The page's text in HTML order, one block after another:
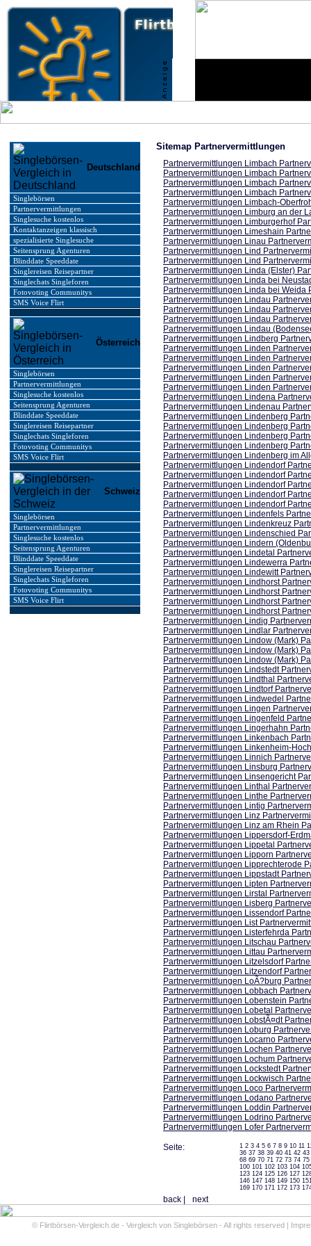
Deutschland
Singlebörsen
Partnervermittlungen
Singlesuche kostenlos
Kontaktanzeigen klassisch
spezialisierte Singlesuche
Seitensprung Agenturen
Blinddate Speeddate
Singlereisen Reisepartner
Singlechats Singleforen
Fotovoting Communitys
SMS Voice Flirt
Österreich
Singlebörsen
Partnervermittlungen
Singlesuche kostenlos
Seitensprung Agenturen
Blinddate Speeddate
Singlereisen Reisepartner
Singlechats Singleforen
Fotovoting Communitys
SMS Voice Flirt
Schweiz
Singlebörsen
Partnervermittlungen
Singlesuche kostenlos
Seitensprung Agenturen
Blinddate Speeddate
Singlereisen Reisepartner
Singlechats Singleforen
Fotovoting Communitys
SMS Voice Flirt
Sitemap Partnervermittlungen
Partnervermittlungen Limbach
Partnervermittlungen Limbach
Partnervermittlungen Limbach
Partnervermittlungen Limbach
Partnervermittlungen Limbach-
Partnervermittlungen Limburg an der
Partnervermittlungen Limburgerhof
Partnervermittlungen Limeshain
Partnervermittlungen Linau
Partnervermittlungen Lind
Partnervermittlungen Lind
Partnervermittlungen Linda (Elster)
Partnervermittlungen Linda bei
Partnervermittlungen Linda bei Weida
Partnervermittlungen Lindau
Partnervermittlungen Lindau
Partnervermittlungen Lindau
Partnervermittlungen Lindau
Partnervermittlungen Lindberg
Partnervermittlungen Linden
Partnervermittlungen Linden
Partnervermittlungen Linden
Partnervermittlungen Linden
Partnervermittlungen Linden
Partnervermittlungen Lindena
Partnervermittlungen Lindenau
Partnervermittlungen Lindenberg
Partnervermittlungen Lindenberg
Partnervermittlungen Lindenberg
Partnervermittlungen Lindenberg
Partnervermittlungen Lindenberg im
Partnervermittlungen Lindendorf
Partnervermittlungen Lindendorf
Partnervermittlungen Lindendorf
Partnervermittlungen Lindendorf
Partnervermittlungen Lindendorf
Partnervermittlungen Lindenfels
Partnervermittlungen Lindenkreuz
Partnervermittlungen Lindenschied
Partnervermittlungen Lindern
Partnervermittlungen Lindetal
Partnervermittlungen Lindewerra
Partnervermittlungen Lindewitt
Partnervermittlungen Lindhorst
Partnervermittlungen Lindhorst
Partnervermittlungen Lindhorst
Partnervermittlungen Lindhorst
Partnervermittlungen Lindig
Partnervermittlungen Lindlar
Partnervermittlungen Lindow (Mark)
Partnervermittlungen Lindow (Mark)
Partnervermittlungen Lindow (Mark)
Partnervermittlungen Lindstedt
Partnervermittlungen Lindthal
Partnervermittlungen Lindtorf
Partnervermittlungen Lindwedel
Partnervermittlungen Lingen
Partnervermittlungen Lingenfeld
Partnervermittlungen Lingerhahn
Partnervermittlungen Linkenbach
Partnervermittlungen Linkenheim-
Partnervermittlungen Linnich
Partnervermittlungen Linsburg
Partnervermittlungen Linsengericht
Partnervermittlungen Linthal
Partnervermittlungen Linthe
Partnervermittlungen Lintig
Partnervermittlungen Linz
Partnervermittlungen Linz am Rhein
Partnervermittlungen Lippersdorf-
Partnervermittlungen Lippetal
Partnervermittlungen Lipporn
Partnervermittlungen Lipprechterode
Partnervermittlungen Lippstadt
Partnervermittlungen Lipten
Partnervermittlungen Lirstal
Partnervermittlungen Lisberg
Partnervermittlungen Lissendorf
Partnervermittlungen List
Partnervermittlungen Listerfehrda
Partnervermittlungen Litschau
Partnervermittlungen Littau
Partnervermittlungen Litzelsdorf
Partnervermittlungen Litzendorf
Partnervermittlungen LoÃ?burg
Partnervermittlungen Lobbach
Partnervermittlungen Lobenstein
Partnervermittlungen Lobetal
Partnervermittlungen LobstÃ¤dt
Partnervermittlungen Loburg
Partnervermittlungen Locarno
Partnervermittlungen Lochen
Partnervermittlungen Lochum
Partnervermittlungen Lockstedt
Partnervermittlungen Lockwisch
Partnervermittlungen Loco
Partnervermittlungen Lodano
Partnervermittlungen Loddin
Partnervermittlungen Lodrino
Partnervermittlungen Lofer
Seite: 1 2 3 4 5 6 7 8 9 10 11
36 37 38 39 40 41 42 43
68 69 70 71 72 73 74 75
100 101 102 103 104
123 124 125 126 127
146 147 148 149 150
169 170 171 172 173
back next
© Flirtbörsen-Vergleich.de - Vergleich von Singlebörsen - All rights reserved |